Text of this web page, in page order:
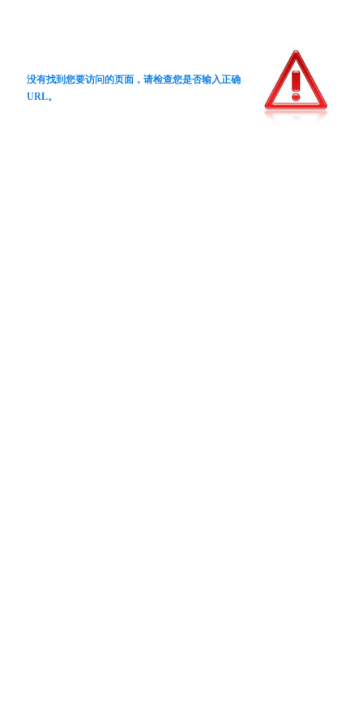
没有找到您要访问的页面，请检查您是否输入正确
URL。